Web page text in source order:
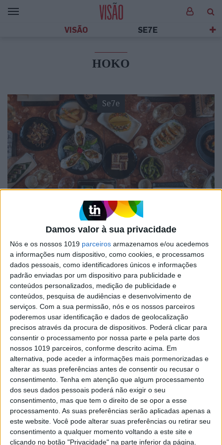
Damos valor à sua privacidade
Nós e os nossos 1019 parceiros armazenamos e/ou acedemos
a informações num dispositivo, como cookies, e processamos
dados pessoais, como identificadores únicos e informações
padrão enviadas por um dispositivo para publicidade e
conteúdos personalizados, medição de publicidade e
conteúdos, pesquisa de audiências e desenvolvimento de
serviços. Com a sua permissão, nós e os nossos parceiros
poderemos usar identificação e dados de geolocalização
precisos através da procura de dispositivos. Poderá clicar para
consentir o processamento por nossa parte e pela parte dos
nossos 1019 parceiros, conforme descrito acima. Em
alternativa, pode aceder a informações mais pormenorizadas e
alterar as suas preferências antes de consentir ou recusar o
consentimento. Tenha em atenção que algum processamento
dos seus dados pessoais poderá não exigir o seu
consentimento, mas que tem o direito de se opor a esse
processamento. As suas preferências serão aplicadas apenas a
este website. Você pode alterar suas preferências ou retirar seu
consentimento a qualquer momento voltando a este site e
clicando no botão "Privacidade" na parte inferior da página.
VISÃO SE7E
HOKO
Se7e
Hoko, em Braga: Comer à grande e à
japonesa
Em Braga, surgiu esta casa especializada em
petiscos japoneses, onde não falta até um
preguinho em versão nipónica
SITES DO GRUPO TRUST IN NEWS
Visão Visão Se7e